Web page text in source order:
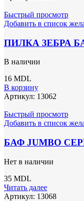
Быстрый просмотр
Добавить в список
ПИЛКА ЗЕБРА
В наличии
16 MDL
В корзину
Артикул: 13062
Быстрый просмотр
Добавить в список
БАФ JUMBO
Нет в наличии
35 MDL
Читать далее
Артикул: 13068